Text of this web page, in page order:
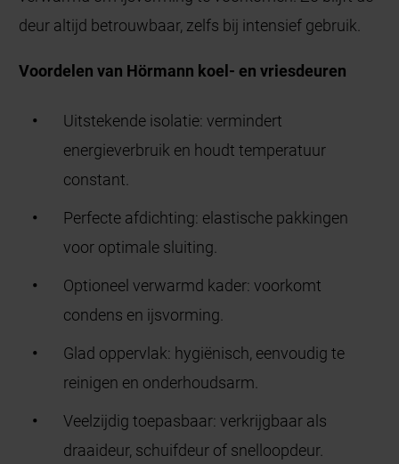
deur altijd betrouwbaar, zelfs bij intensief gebruik.
Voordelen van Hörmann koel- en vriesdeuren
Uitstekende isolatie: vermindert
energieverbruik en houdt temperatuur
constant.
Perfecte afdichting: elastische pakkingen
voor optimale sluiting.
Optioneel verwarmd kader: voorkomt
condens en ijsvorming.
Glad oppervlak: hygiënisch, eenvoudig te
reinigen en onderhoudsarm.
Veelzijdig toepasbaar: verkrijgbaar als
draaideur, schuifdeur of snelloopdeur.